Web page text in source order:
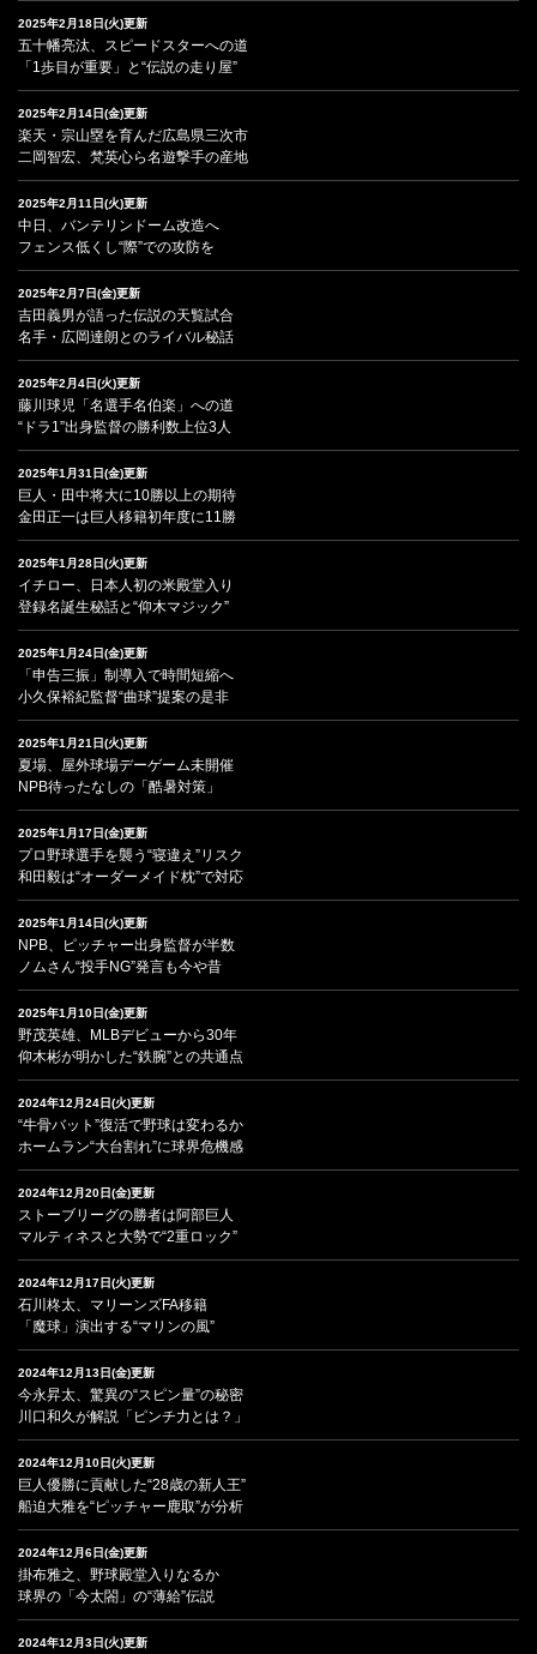
2025年2月18日(火)更新
五十幡亮汰、スピードスターへの道
「1歩目が重要」と“伝説の走り屋”
2025年2月14日(金)更新
楽天・宗山塁を育んだ広島県三次市
二岡智宏、梵英心ら名遊撃手の産地
2025年2月11日(火)更新
中日、バンテリンドーム改造へ
フェンス低くし“際”での攻防を
2025年2月7日(金)更新
吉田義男が語った伝説の天覧試合
名手・広岡達朗とのライバル秘話
2025年2月4日(火)更新
藤川球児「名選手名伯楽」への道
“ドラ1”出身監督の勝利数上位3人
2025年1月31日(金)更新
巨人・田中将大に10勝以上の期待
金田正一は巨人移籍初年度に11勝
2025年1月28日(火)更新
イチロー、日本人初の米殿堂入り
登録名誕生秘話と“仰木マジック”
2025年1月24日(金)更新
「申告三振」制導入で時間短縮へ
小久保裕紀監督“曲球”提案の是非
2025年1月21日(火)更新
夏場、屋外球場デーゲーム未開催
NPB待ったなしの「酷暑対策」
2025年1月17日(金)更新
プロ野球選手を襲う“寝違え”リスク
和田毅は“オーダーメイド枕”で対応
2025年1月14日(火)更新
NPB、ピッチャー出身監督が半数
ノムさん“投手NG”発言も今や昔
2025年1月10日(金)更新
野茂英雄、MLBデビューから30年
仰木彬が明かした“鉄腕”との共通点
2024年12月24日(火)更新
“牛骨バット”復活で野球は変わるか
ホームラン“大台割れ”に球界危機感
2024年12月20日(金)更新
ストーブリーグの勝者は阿部巨人
マルティネスと大勢で“2重ロック”
2024年12月17日(火)更新
石川柊太、マリーンズFA移籍
「魔球」演出する“マリンの風”
2024年12月13日(金)更新
今永昇太、驚異の“スピン量”の秘密
川口和久が解説「ピンチ力とは？」
2024年12月10日(火)更新
巨人優勝に貢献した“28歳の新人王”
船迫大雅を“ピッチャー鹿取”が分析
2024年12月6日(金)更新
掛布雅之、野球殿堂入りなるか
球界の「今太閤」の“薄給”伝説
2024年12月3日(火)更新